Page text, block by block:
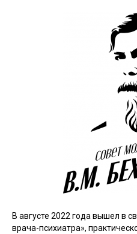
В августе 2022 года вышел в
врача-психиатра»,